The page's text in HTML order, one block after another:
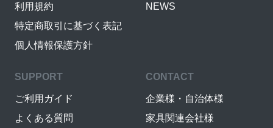
利用規約
特定商取引に基づく表記
個人情報保護方針
NEWS
SUPPORT
ご利用ガイド
よくある質問
CONTACT
企業様・自治体様
家具関連会社様